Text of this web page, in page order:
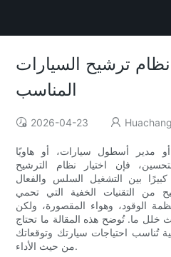
نظام ترشيح السيارات
المناسب
2026-04-23
مدير أسطول سيارات، أو هاويًا
فإن اختيار نظام الترشيح
بين التشغيل السلس والفعال
من التقنيات الخفية التي تحمي
الوقود، وهواء المقصورة، ولكن
خلل ما. تُوضح هذه المقالة ما تحتاج
تُناسب احتياجات سيارتك وتوقعاتك
من حيث الأداء.